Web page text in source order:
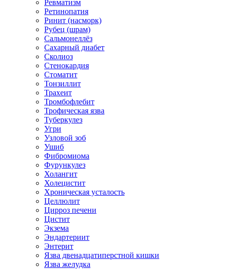
Ревматизм
Ретинопатия
Ринит (насморк)
Рубец (шрам)
Сальмонеллёз
Сахарный диабет
Сколиоз
Стенокардия
Стоматит
Тонзиллит
Трахеит
Тромбофлебит
Трофическая язва
Туберкулез
Угри
Узловой зоб
Ушиб
Фибромиома
Фурункулез
Холангит
Холецистит
Хроническая усталость
Целлюлит
Цирроз печени
Цистит
Экзема
Эндартериит
Энтерит
Язва двенадцатиперстной кишки
Язва желудка